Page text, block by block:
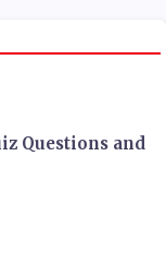
Questions and